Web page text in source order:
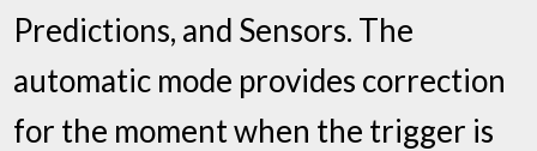
Predictions, and Sensors. The
automatic mode provides correction
for the moment when the trigger is